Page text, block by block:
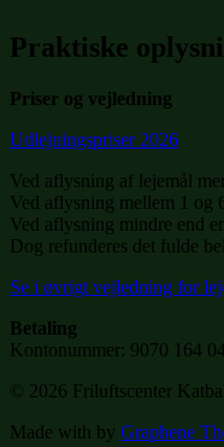
Praktiske
Priser og vejledning
Udlejningspriser 2026
Ved aflysning af lejemål
Ved aflysning mellem 1 og
Ved aflysning mindre end
Dog refunderes det fulde
Se i øvrigt vejledning for
Betaling
Kontonummer: 9070 164
© 2026 Friluftscenter
Made with by Graphene